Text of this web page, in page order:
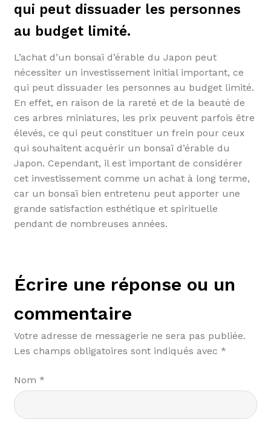
qui peut dissuader les personnes
au budget limité.
L’achat d’un bonsaï d’érable du Japon peut
nécessiter un investissement initial important, ce
qui peut dissuader les personnes au budget limité.
En effet, en raison de la rareté et de la beauté de
ces arbres miniatures, les prix peuvent parfois être
élevés, ce qui peut constituer un frein pour ceux
qui souhaitent acquérir un bonsaï d’érable du
Japon. Cependant, il est important de considérer
cet investissement comme un achat à long terme,
car un bonsaï bien entretenu peut apporter une
grande satisfaction esthétique et spirituelle
pendant de nombreuses années.
Écrire une réponse ou un
commentaire
Votre adresse de messagerie ne sera pas publiée.
Les champs obligatoires sont indiqués avec *
Nom *